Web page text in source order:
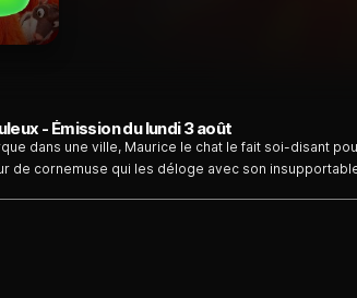
- Émission du lundi 3 août
dans une ville, Maurice le chat le fait soi-disant
de cornemuse qui les déloge avec son